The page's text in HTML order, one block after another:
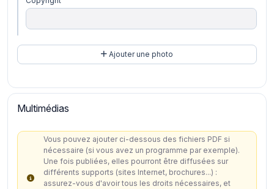
Ajouter une photo
Multimédias
Vous pouvez ajouter ci-dessous des fichiers PDF si
nécessaire (si vous avez un programme par exemple).
Une fois publiées, elles pourront être diffusées sur
différents supports (sites Internet, brochures...) :
assurez-vous d'avoir tous les droits nécessaires, et